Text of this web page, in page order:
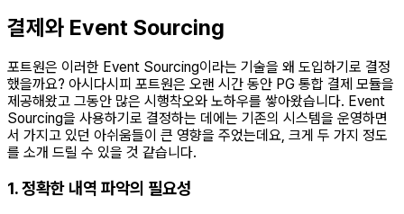
결제와 Event Sourcing
포트원은 이러한 Event Sourcing이라는 기술을 왜 도입하기로 결정
했을까요? 아시다시피 포트원은 오랜 시간 동안 PG 통합 결제 모듈을
제공해왔고 그동안 많은 시행착오와 노하우를 쌓아왔습니다. Event
Sourcing을 사용하기로 결정하는 데에는 기존의 시스템을 운영하면
서 가지고 있던 아쉬움들이 큰 영향을 주었는데요, 크게 두 가지 정도
를 소개 드릴 수 있을 것 같습니다.
1. 정확한 내역 파악의 필요성